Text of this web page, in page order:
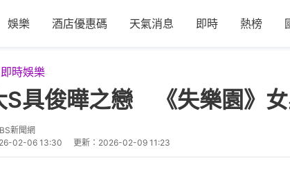
娛樂 酒店優惠碼 天氣消息 即時 熱榜
即時娛樂
S具俊曄之戀 《失樂園》
新聞網
02-06 13:30 更新： 2026-02-09 11:23